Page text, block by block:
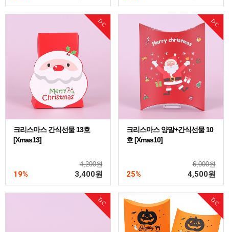
DC
크리스마스 간식선물 13호
[Xmas13]
4,200원
19% 3,400원
DC
크리스마스 양말+간식선물 10
호 [Xmas10]
6,000원
25% 4,500원
DC DC